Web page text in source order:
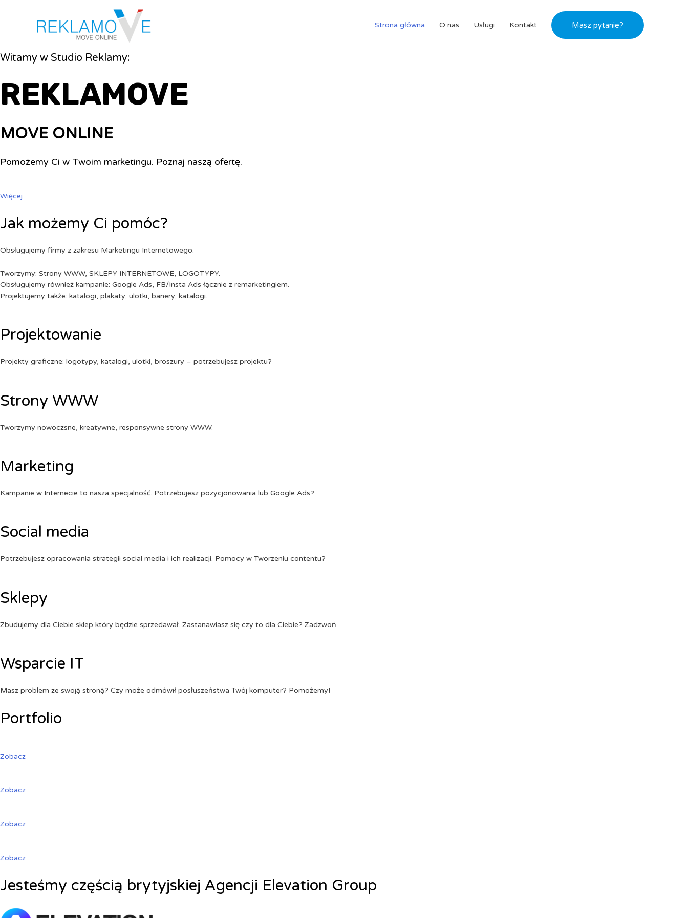
Strona główna O nas Usługi Kontakt Masz pytanie?
Witamy w Studio Reklamy:
REKLAMOVE
MOVE ONLINE
Pomożemy Ci w Twoim marketingu. Poznaj naszą ofertę.
Więcej
Jak możemy Ci pomóc?
Obsługujemy firmy z zakresu Marketingu Internetowego.
Tworzymy: Strony WWW, SKLEPY INTERNETOWE, LOGOTYPY.
Obsługujemy również kampanie: Google Ads, FB/Insta Ads łącznie z remarketingiem.
Projektujemy także: katalogi, plakaty, ulotki, banery, katalogi.
Projektowanie
Projekty graficzne: logotypy, katalogi, ulotki, broszury – potrzebujesz projektu?
Strony WWW
Tworzymy nowoczsne, kreatywne, responsywne strony WWW.
Marketing
Kampanie w Internecie to nasza specjalność. Potrzebujesz pozycjonowania lub Google Ads?
Social media
Potrzebujesz opracowania strategii social media i ich realizacji. Pomocy w Tworzeniu contentu?
Sklepy
Zbudujemy dla Ciebie sklep który będzie sprzedawał. Zastanawiasz się czy to dla Ciebie? Zadzwoń.
Wsparcie IT
Masz problem ze swoją stroną? Czy może odmówił posłuszeństwa Twój komputer? Pomożemy!
Portfolio
Zobacz
Zobacz
Zobacz
Zobacz
Jesteśmy częścią brytyjskiej Agencji Elevation Group